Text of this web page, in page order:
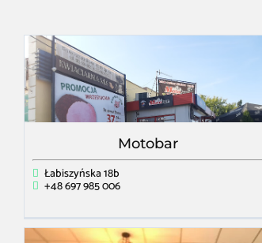
Motobar
Łabiszyńska 18b
+48 697 985 006